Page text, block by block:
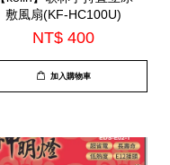
敷風扇(KF-HC100U)
NT$ 400
加入購物車